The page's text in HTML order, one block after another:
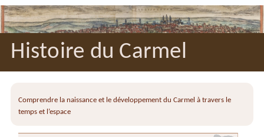
Histoire du Carmel
Comprendre la naissance et le développement du Carmel à travers le
temps et l’espace